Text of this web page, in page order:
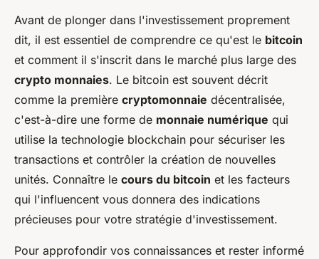
Avant de plonger dans l'investissement proprement
dit, il est essentiel de comprendre ce qu'est le bitcoin
et comment il s'inscrit dans le marché plus large des
crypto monnaies. Le bitcoin est souvent décrit
comme la première cryptomonnaie décentralisée,
c'est-à-dire une forme de monnaie numérique qui
utilise la technologie blockchain pour sécuriser les
transactions et contrôler la création de nouvelles
unités. Connaître le cours du bitcoin et les facteurs
qui l'influencent vous donnera des indications
précieuses pour votre stratégie d'investissement.
Pour approfondir vos connaissances et rester informé